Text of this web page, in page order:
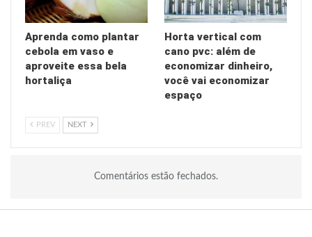
Aprenda como plantar
cebola em vaso e
aproveite essa bela
hortaliça
Horta vertical com
cano pvc: além de
economizar dinheiro,
você vai economizar
espaço
PREV NEXT
Comentários estão fechados.